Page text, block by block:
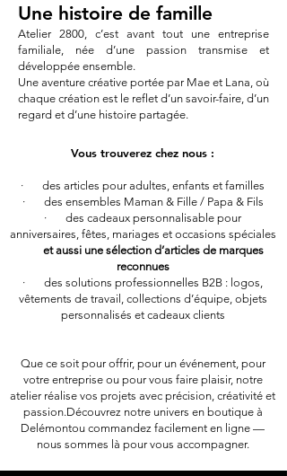
Une histoire de famille
Atelier 2800, c’est avant tout une entreprise
familiale, née d’une passion transmise et
développée ensemble.
Une aventure créative portée par Mae et Lana, où
chaque création est le reflet d’un savoir-faire, d’un
regard et d’une histoire partagée.
Vous trouverez chez nous :
· des articles pour adultes, enfants et familles
· des ensembles Maman & Fille / Papa & Fils
· des cadeaux personnalisable pour
anniversaires, fêtes, mariages et occasions spéciales
et aussi une sélection d’articles de marques
reconnues
· des solutions professionnelles B2B : logos,
vêtements de travail, collections d’équipe, objets
personnalisés et cadeaux clients
Que ce soit pour offrir, pour un événement, pour
votre entreprise ou pour vous faire plaisir, notre
atelier réalise vos projets avec précision, créativité et
passion.Découvrez notre univers en boutique à
Delémontou commandez facilement en ligne —
nous sommes là pour vous accompagner.